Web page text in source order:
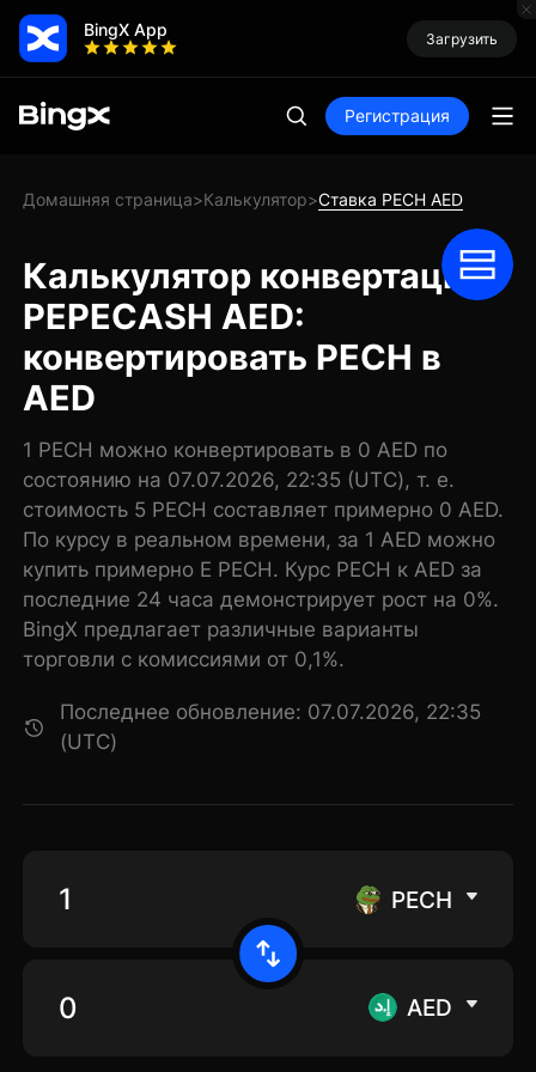
BingX App Загрузить
Регистрация
Домашняя страница>Калькулятор>Ставка PECH AED
Калькулятор конвертации
PEPECASH AED:
конвертировать PECH в
AED
1 PECH можно конвертировать в 0 AED по
состоянию на 07.07.2026, 22:35 (UTC), т. е.
стоимость 5 PECH составляет примерно 0 AED.
По курсу в реальном времени, за 1 AED можно
купить примерно E PECH. Курс PECH к AED за
последние 24 часа демонстрирует рост на 0%.
BingX предлагает различные варианты
торговли с комиссиями от 0,1%.
Последнее обновление: 07.07.2026, 22:35
(UTC)
PECH
AED